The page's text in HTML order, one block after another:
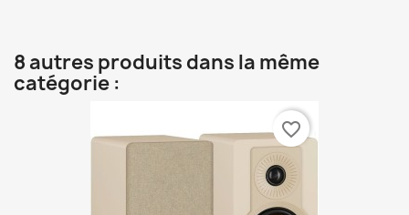
8 autres produits dans la même
catégorie :
favorite_border